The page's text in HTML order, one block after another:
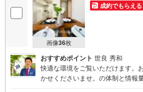
画像36枚
成約でもらえる
おすすめポイント 世良 秀和
快適な環境をご覧いただけます。
かせくださいませ。の体制と情報